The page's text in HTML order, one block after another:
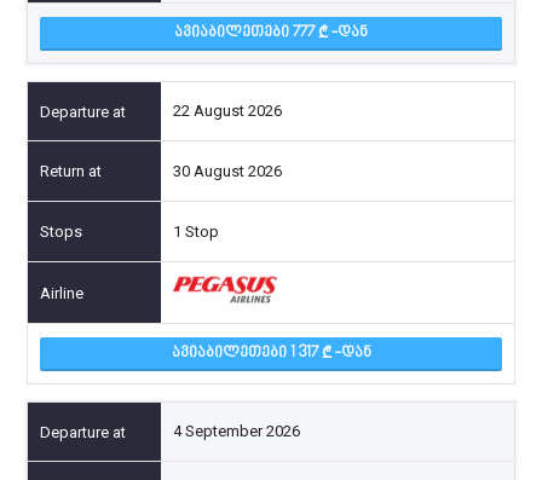
ᲐᲕᲘᲐᲑᲘᲚᲔᲗᲔᲑᲘ 777 -ᲓᲐᲜ
22 August 2026
30 August 2026
1 Stop
ᲐᲕᲘᲐᲑᲘᲚᲔᲗᲔᲑᲘ 1 317 -ᲓᲐᲜ
4 September 2026